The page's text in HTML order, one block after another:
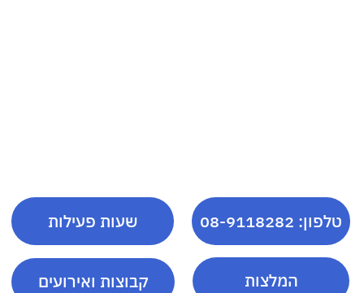
טלפון: 08-9118282 שעות פעילות
המלצות קבוצות ואירועים